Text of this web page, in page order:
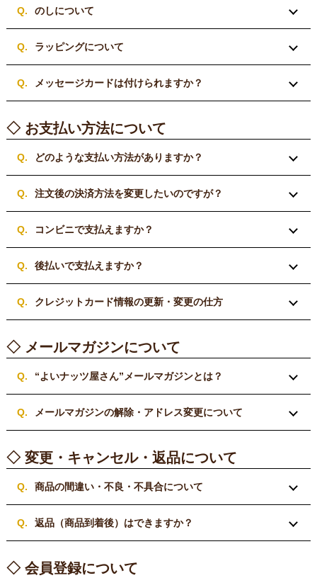
のしについて
ラッピングについて
メッセージカードは付けられますか？
◇ お支払い方法について
どのような支払い方法がありますか？
注文後の決済方法を変更したいのですが？
コンビニで支払えますか？
後払いで支払えますか？
クレジットカード情報の更新・変更の仕方
◇ メールマガジンについて
“よいナッツ屋さん”メールマガジンとは？
メールマガジンの解除・アドレス変更について
◇ 変更・キャンセル・返品について
商品の間違い・不良・不具合について
返品（商品到着後）はできますか？
◇ 会員登録について